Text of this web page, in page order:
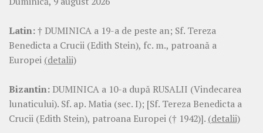
Latin:† DUMINICA a 19-a de peste an; Sf. Tereza
Benedicta a Crucii (Edith Stein), fc. m., patroană a
Europei (detalii)
Bizantin: DUMINICA a 10-a după RUSALII (Vindecarea
lunaticului). Sf. ap. Matia (sec. I); [Sf. Tereza Benedicta a
Crucii (Edith Stein), patroana Europei († 1942)]. (detalii)